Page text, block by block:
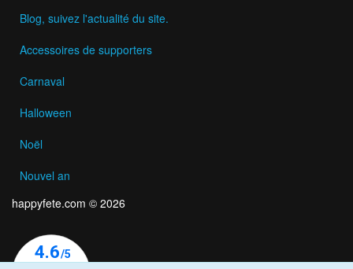
Blog, suivez l'actualité du site.
Accessoires de supporters
Carnaval
Halloween
Noël
Nouvel an
happyfete.com © 2026